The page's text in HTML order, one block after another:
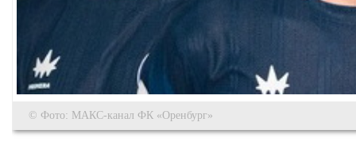
© Фото: МАКС-канал ФК «Оренбург»